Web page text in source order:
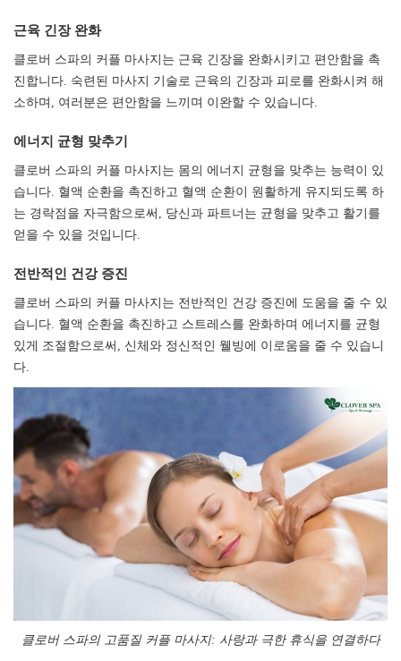
근육 긴장 완화​​​​​​​
클로버 스파의 커플 마사지는 근육 긴장을 완화시키고 편안함을 촉
진합니다. 숙련된 마사지 기술로 근육의 긴장과 피로를 완화시켜 해
소하며, 여러분은 편안함을 느끼며 이완할 수 있습니다.
에너지 균형 맞추기​​​​​​​
클로버 스파의 커플 마사지는 몸의 에너지 균형을 맞추는 능력이 있
습니다. 혈액 순환을 촉진하고 혈액 순환이 원활하게 유지되도록 하
는 경락점을 자극함으로써, 당신과 파트너는 균형을 맞추고 활기를
얻을 수 있을 것입니다.
전반적인 건강 증진​​​​​​​
클로버 스파의 커플 마사지는 전반적인 건강 증진에 도움을 줄 수 있
습니다. 혈액 순환을 촉진하고 스트레스를 완화하며 에너지를 균형
있게 조절함으로써, 신체와 정신적인 웰빙에 이로움을 줄 수 있습니
다.
클로버 스파의 고품질 커플 마사지: 사랑과 극한 휴식을 연결하다